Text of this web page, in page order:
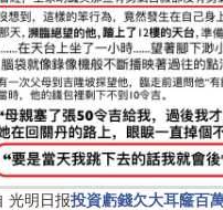
光明日报投資虧錢欠大耳窿百